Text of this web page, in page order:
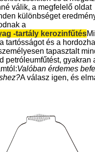
válik, a megfelelő oldat
különbséget
a
-tartály kerozinfűtés
tartósságot és a
tapasztalt
petróleumfűtést, gyakran
Valóban érdemes
A válasz igen, és